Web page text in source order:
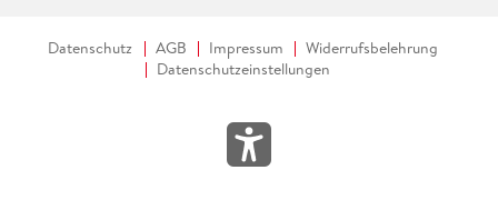
Datenschutz AGB Impressum
Widerrufsbelehrung
Datenschutzeinstellungen